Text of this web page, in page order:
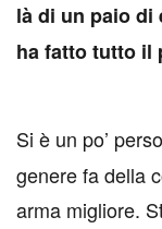
là di un paio
ha fatto tutto il
Si è un po’
genere fa della
arma migliore.